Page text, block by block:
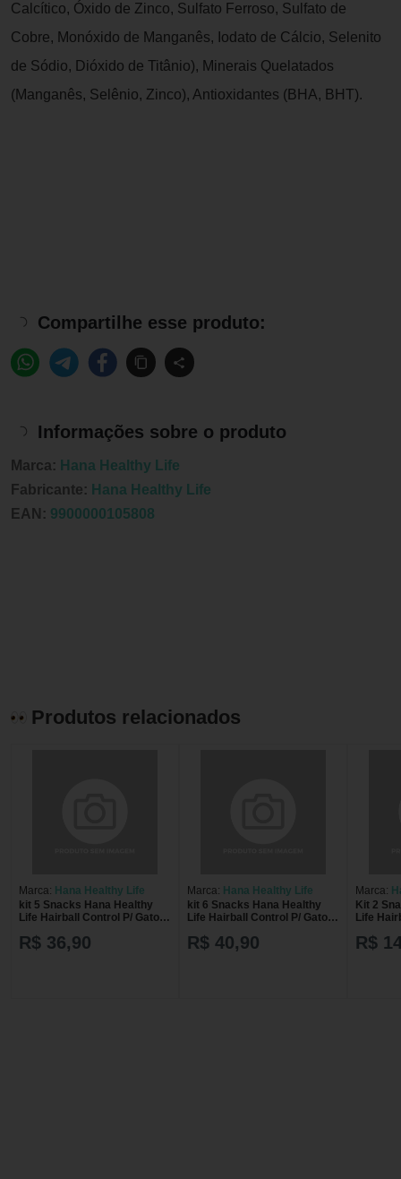
Calcítico, Óxido de Zinco, Sulfato Ferroso, Sulfato de
Cobre, Monóxido de Manganês, Iodato de Cálcio, Selenito
de Sódio, Dióxido de Titânio), Minerais Quelatados
(Manganês, Selênio, Zinco), Antioxidantes (BHA, BHT).
Compartilhe esse produto:
Informações sobre o produto
Marca: Hana Healthy Life
Fabricante: Hana Healthy Life
EAN: 9900000105808
Produtos relacionados
Marca: Hana Healthy Life
kit 5 Snacks Hana Healthy
Life Hairball Control P/ Gatos
R$ 36,90
Marca: Hana Healthy Life
kit 6 Snacks Hana Healthy
Life Hairball Control P/ Gatos
R$ 40,90
Marca:
Kit 2
Life
R$